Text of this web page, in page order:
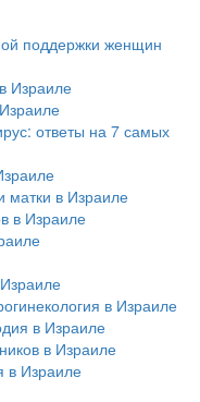
поддержки женщин
Израиле
ответы на 7 самых
матки в Израиле
в Израиле
в Израиле
в Израиле
в Израиле
в Израиле